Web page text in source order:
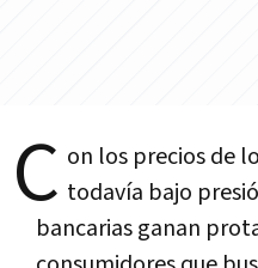
C on los precios de
todavía bajo
bancarias ganan